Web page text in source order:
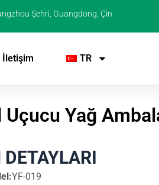
Şehri, Guangdong, Çin
İletişim TR
Yağ
DETAYLARI
YF-019